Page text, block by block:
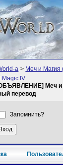
а > Меч и Магия
Magic IV
Меч и
перевод
Запомнить?